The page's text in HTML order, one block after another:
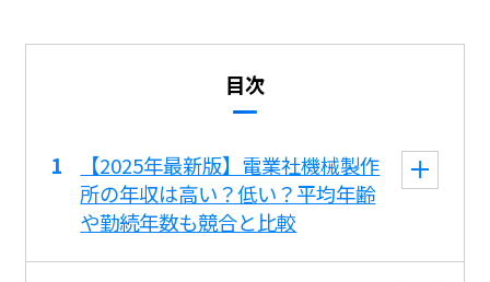
目次
【2025年最新版】電業社機械製作
所の年収は高い？低い？平均年齢
や勤続年数も競合と比較